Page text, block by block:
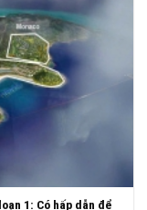
1: Có hấp dẫn để